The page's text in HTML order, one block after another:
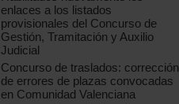
enlaces a los listados
provisionales del Concurso de
Gestión, Tramitación y Auxilio
Judicial
Concurso de traslados: corrección
de errores de plazas convocadas
en Comunidad Valenciana